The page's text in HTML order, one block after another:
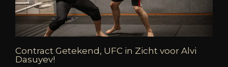
Contract Getekend, UFC in Zicht voor Alvi
Dasuyev!